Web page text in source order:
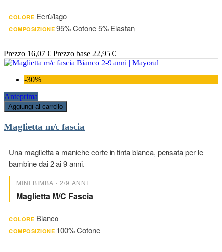
COLORE Ecrù/lago
COMPOSIZIONE 95% Cotone 5% Elastan
Prezzo 16,07 € Prezzo base 22,95 €
-30%
Anteprima
Aggiungi al carrello
Maglietta m/c fascia
Una maglietta a maniche corte in tinta bianca, pensata per le
bambine dai 2 ai 9 anni.
MINI BIMBA - 2/9 ANNI
Maglietta M/c Fascia
COLORE Bianco
COMPOSIZIONE 100% Cotone